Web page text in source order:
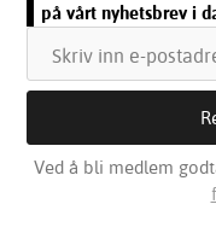
på vårt nyhetsbrev i
Ved å bli medlem